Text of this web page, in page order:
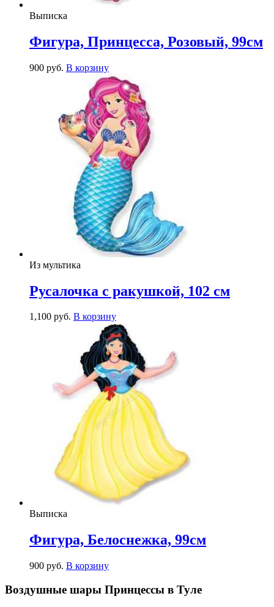
Выписка
Фигура, Принцесса, Розовый, 99см
900 руб. В корзину
Из мультика
Русалочка с ракушкой, 102 см
1,100 руб. В корзину
Выписка
Фигура, Белоснежка, 99см
900 руб. В корзину
Воздушные шары Принцессы в Туле